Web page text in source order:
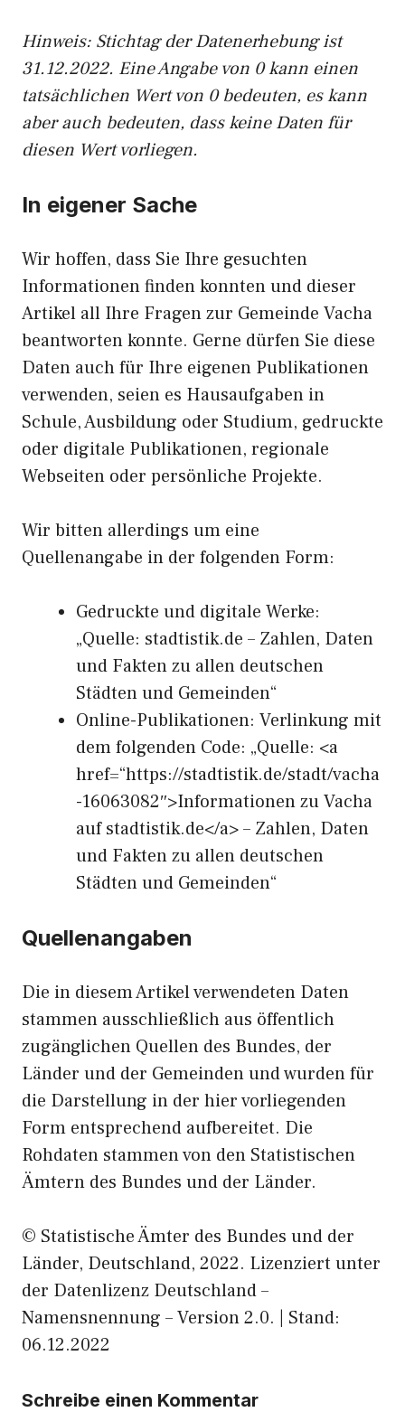
Hinweis: Stichtag der Datenerhebung ist
31.12.2022. Eine Angabe von 0 kann einen
tatsächlichen Wert von 0 bedeuten, es kann
aber auch bedeuten, dass keine Daten für
diesen Wert vorliegen.
In eigener Sache
Wir hoffen, dass Sie Ihre gesuchten
Informationen finden konnten und dieser
Artikel all Ihre Fragen zur Gemeinde Vacha
beantworten konnte. Gerne dürfen Sie diese
Daten auch für Ihre eigenen Publikationen
verwenden, seien es Hausaufgaben in
Schule, Ausbildung oder Studium, gedruckte
oder digitale Publikationen, regionale
Webseiten oder persönliche Projekte.
Wir bitten allerdings um eine
Quellenangabe in der folgenden Form:
Gedruckte und digitale Werke:
„Quelle: stadtistik.de – Zahlen, Daten
und Fakten zu allen deutschen
Städten und Gemeinden“
Online-Publikationen: Verlinkung mit
dem folgenden Code: „Quelle: <a
href=“https://stadtistik.de/stadt/vacha
-16063082″>Informationen zu Vacha
auf stadtistik.de</a> – Zahlen, Daten
und Fakten zu allen deutschen
Städten und Gemeinden“
Quellenangaben
Die in diesem Artikel verwendeten Daten
stammen ausschließlich aus öffentlich
zugänglichen Quellen des Bundes, der
Länder und der Gemeinden und wurden für
die Darstellung in der hier vorliegenden
Form entsprechend aufbereitet. Die
Rohdaten stammen von den Statistischen
Ämtern des Bundes und der Länder.
© Statistische Ämter des Bundes und der
Länder, Deutschland, 2022. Lizenziert unter
der Datenlizenz Deutschland –
Namensnennung – Version 2.0. | Stand:
06.12.2022
Schreibe einen Kommentar